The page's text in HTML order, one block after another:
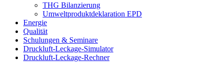
THG Bilanzierung
Umweltproduktdeklaration EPD
Energie
Qualität
Schulungen & Seminare
Druckluft-Leckage-Simulator
Druckluft-Leckage-Rechner